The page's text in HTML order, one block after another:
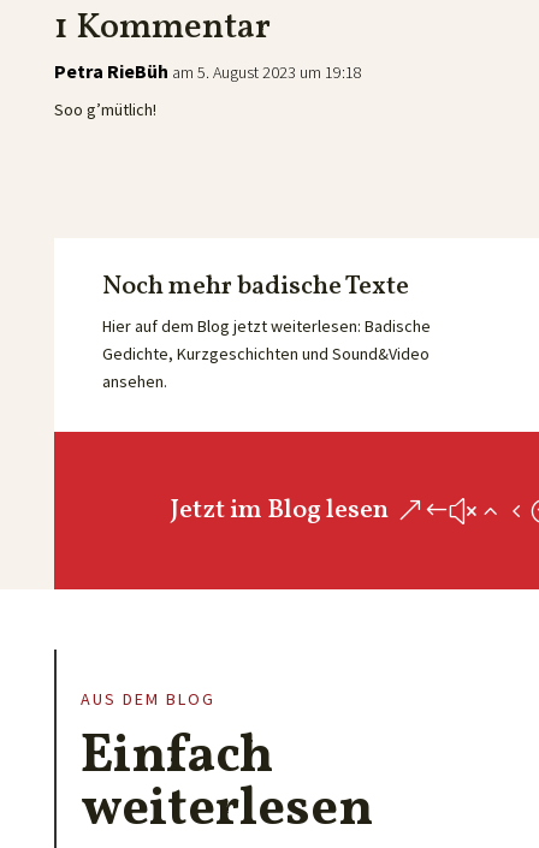
1 Kommentar
Petra RieBüh am 5. August 2023 um 19:18
Soo g’mütlich!
Noch mehr badische Texte
Hier auf dem Blog jetzt weiterlesen: Badische
Gedichte, Kurzgeschichten und Sound&Video
ansehen.
Jetzt im Blog lesen
AUS DEM BLOG
Einfach
weiterlesen